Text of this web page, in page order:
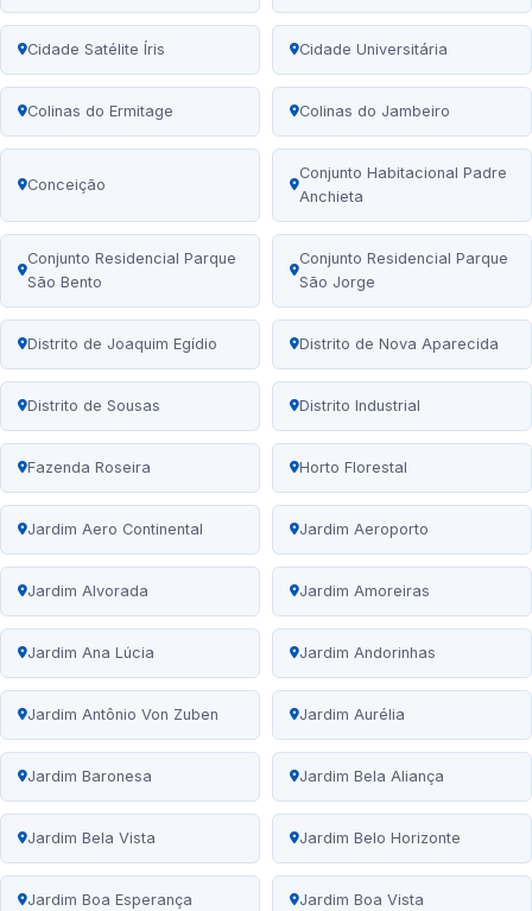
Cidade Satélite Íris Cidade Universitária
Colinas do Ermitage Colinas do Jambeiro
Conceição
Conjunto Habitacional Padre
Anchieta
Conjunto Residencial Parque
São Bento
Conjunto Residencial Parque
São Jorge
Distrito de Joaquim Egídio Distrito de Nova Aparecida
Distrito de Sousas Distrito Industrial
Fazenda Roseira Horto Florestal
Jardim Aero Continental Jardim Aeroporto
Jardim Alvorada Jardim Amoreiras
Jardim Ana Lúcia Jardim Andorinhas
Jardim Antônio Von Zuben Jardim Aurélia
Jardim Baronesa Jardim Bela Aliança
Jardim Bela Vista Jardim Belo Horizonte
Jardim Boa Esperança Jardim Boa Vista